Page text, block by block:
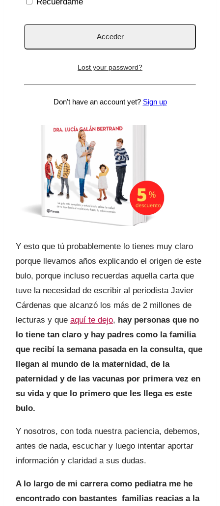
autismo.
Y esto que tú probablemente lo tienes muy claro
porque llevamos años explicando el origen de este
bulo, porque incluso recuerdas aquella carta que
tuve la necesidad de escribir al periodista Javier
Cárdenas que alcanzó los más de 2 millones de
lecturas y que aquí te dejo, hay personas que no
lo tiene tan claro y hay padres como la familia
que recibí la semana pasada en la consulta, que
llegan al mundo de la maternidad, de la
paternidad y de las vacunas por primera vez en
su vida y que lo primero que les llega es este
bulo.
Y nosotros, con toda nuestra paciencia, debemos,
antes de nada, escuchar y luego intentar aportar
información y claridad a sus dudas.
A lo largo de mi carrera como pediatra me he
encontrado con bastantes familias reacias a la
Lost your password?
Don't have an account yet? Sign up